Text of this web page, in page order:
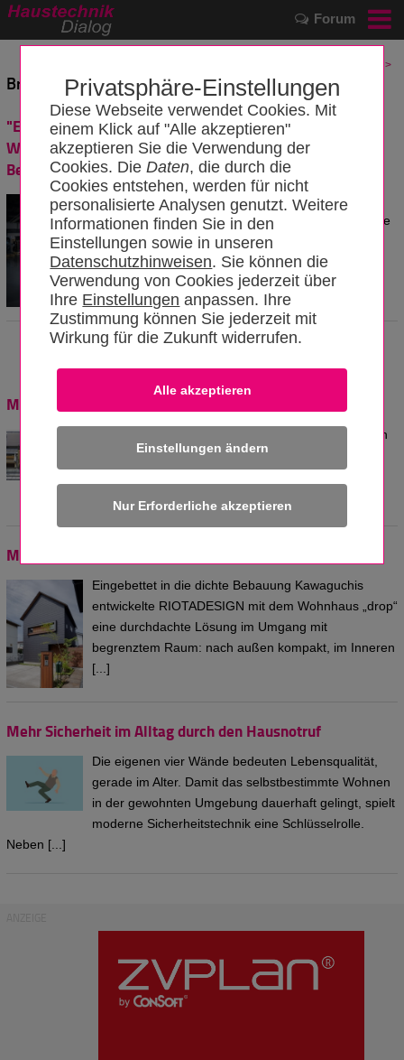
Privatsphäre-Einstellungen
Diese Webseite verwendet Cookies. Mit
einem Klick auf "Alle akzeptieren"
akzeptieren Sie die Verwendung der
Cookies. DieDaten, die durch die
Cookies entstehen, werden für nicht
personalisierte Analysen genutzt. Weitere
Informationen finden Sie in den
Einstellungen sowie in unseren
Datenschutzhinweisen. Sie können die
Verwendung von Cookies jederzeit über
Ihre Einstellungen anpassen. Ihre
Zustimmung können Sie jederzeit mit
Wirkung für die Zukunft widerrufen.
Einstellungen ändern
Forum
Neuere >
Branchennews vom 02.06.2026
"Eine Wärmepumpe aus Deutschland" Nachfrage nach
Wärmepumpen: Qualität und Herkunft gewinnen an
Bedeutung
Die Verbraucher haben längst entschieden: Die
Wärmepumpe war 2025 erstmals die meistverkaufte
Heizung in Deutschland - ein deutliches Signal. Die
Entscheidung, welches Modell eingebaut wird [...]
Mit dem Solarstromspeicher Geld verdienen
Wer sich eine Photovoltaikanlage zulegt, sollte auch
über einen Solarstromspeicher nachdenken. Mit
Maximale Wirkung auf minimaler Fläche
Eingebettet in die dichte Bebauung Kawaguchis
entwickelte RIOTADESIGN mit dem Wohnhaus „drop“
eine durchdachte Lösung im Umgang mit
begrenztem Raum: nach außen kompakt, im Inneren
[...]
Mehr Sicherheit im Alltag durch den Hausnotruf
Die eigenen vier Wände bedeuten Lebensqualität,
gerade im Alter. Damit das selbstbestimmte Wohnen
in der gewohnten Umgebung dauerhaft gelingt, spielt
moderne Sicherheitstechnik eine Schlüsselrolle.
Neben [...]